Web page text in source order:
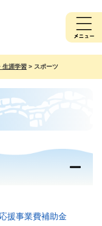
生涯学習 > スポーツ
援事業費補助金